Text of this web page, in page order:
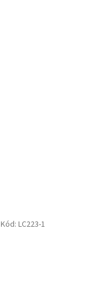
Kód: LC223-1